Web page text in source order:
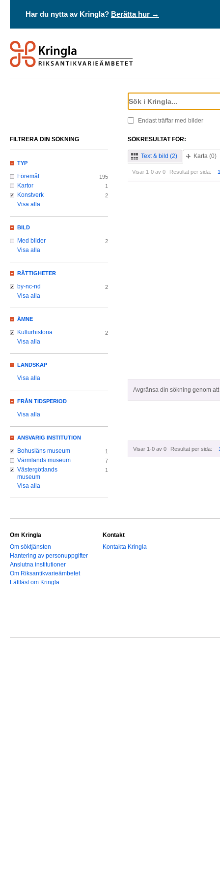
Har du nytta av Kringla? Berätta hur →
Endast träffar med bilder
SÖKRESULTAT FÖR:
Text & bild (2) Karta (0)
Visar 1-0 av 0 Resultat per sida:
Avgränsa din sökning genom
Visar 1-0 av 0 Resultat per sida:
FILTRERA DIN SÖKNING
TYP
Föremål 195
Kartor 1
Konstverk 2
Visa alla
BILD
Med bilder 2
Visa alla
RÄTTIGHETER
by-nc-nd 2
Visa alla
ÄMNE
Kulturhistoria 2
Visa alla
LANDSKAP
Visa alla
FRÅN TIDSPERIOD
Visa alla
ANSVARIG INSTITUTION
Bohusläns museum 1
Värmlands museum 7
Västergötlands
museum
1
Visa alla
Om Kringla
Om söktjänsten
Hantering av personuppgifter
Anslutna institutioner
Om Riksantikvarieämbetet
Lättläst om Kringla
Kontakt
Kontakta Kringla